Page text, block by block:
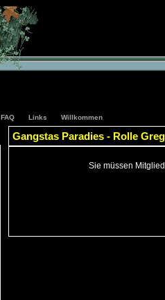
FAQ Links Willkommen
Gangstas Paradies - Rolle Greg
Sie müssen